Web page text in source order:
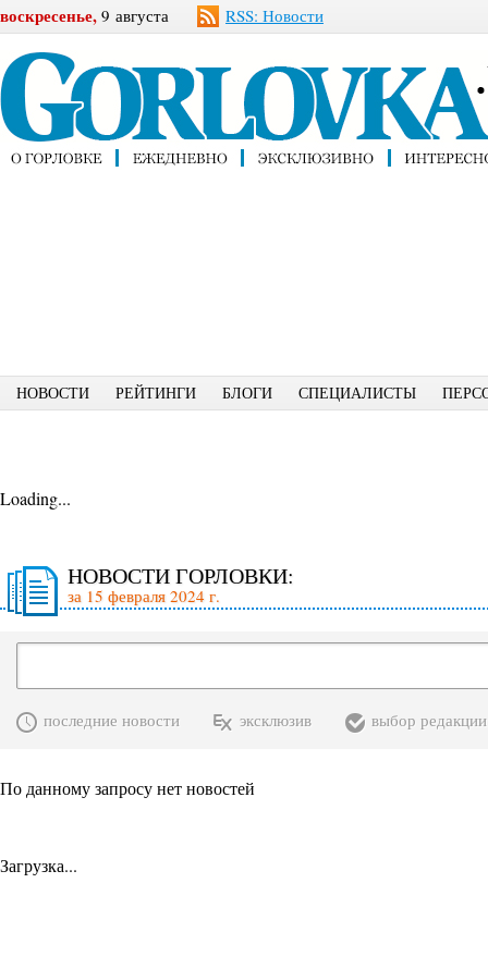
воскресенье, 9 августа RSS: Новости
НОВОСТИ РЕЙТИНГИ БЛОГИ СПЕЦИАЛИСТЫ
Loading...
НОВОСТИ ГОРЛОВКИ:
за 15 февраля 2024 г.
последние новости эксклюзив выбор редакции
По данному запросу нет новостей
Загрузка...